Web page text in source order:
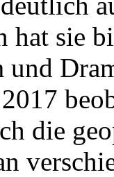
hat sie
und
die